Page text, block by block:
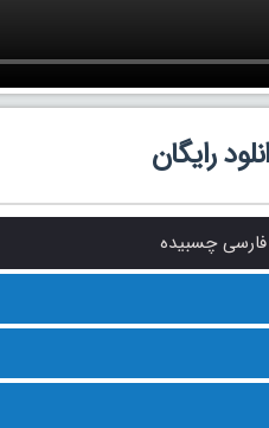
رایگان
چسبیده